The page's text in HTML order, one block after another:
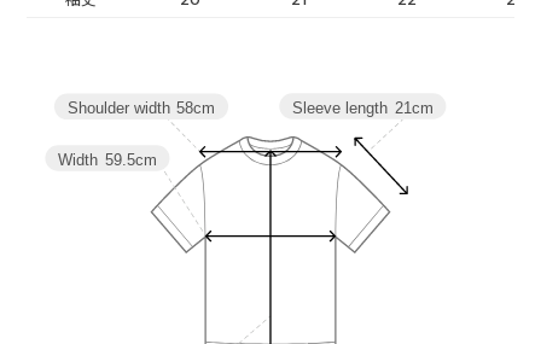
Sleeve length 21cm
Width 59.5cm
Shoulder width 58cm